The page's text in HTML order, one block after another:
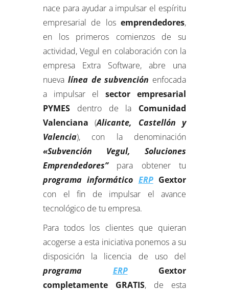
nace para ayudar a impulsar el espíritu
empresarial de los emprendedores,
en los primeros comienzos de su
actividad, Vegul en colaboración con la
empresa Extra Software, abre una
nueva línea de subvención enfocada
a impulsar el sector empresarial
PYMES dentro de la Comunidad
Valenciana (Alicante, Castellón y
Valencia), con la denominación
«Subvención Vegul, Soluciones
Emprendedores”para obtener tu
programa informático ERPGextor
con el fin de impulsar el avance
tecnológico de tu empresa.
Para todos los clientes que quieran
acogerse a esta iniciativa ponemos a su
disposición la licencia de uso del
programa ERPGextor
completamente GRATIS, de esta